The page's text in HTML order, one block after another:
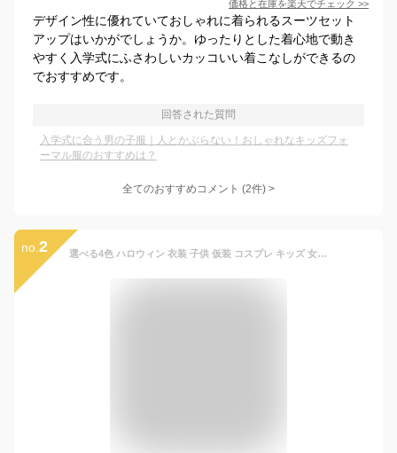
価格と在庫を楽天でチェック >>
デザイン性に優れていておしゃれに着られるスーツセット
アップはいかがでしょうか。ゆったりとした着心地で動き
やすく入学式にふさわしいカッコいい着こなしができるの
でおすすめです。
回答された質問
入学式に合う男の子服｜人とかぶらない！おしゃれなキッズフォ
ーマル服のおすすめは？
全てのおすすめコメント (2件) >
no. 2 選べる4色 ハロウィン 衣装 子供 仮装 コスプレ キッズ 女の子 ハロウィーン衣装 男の子 忍者 忍 しのび ニンジャ ninja 可愛い おもしろ コスプレ子供 ハロウィンコス ハロウィンコスプレ コスチューム ハロウィン仮装 コスプレ衣装 子供用